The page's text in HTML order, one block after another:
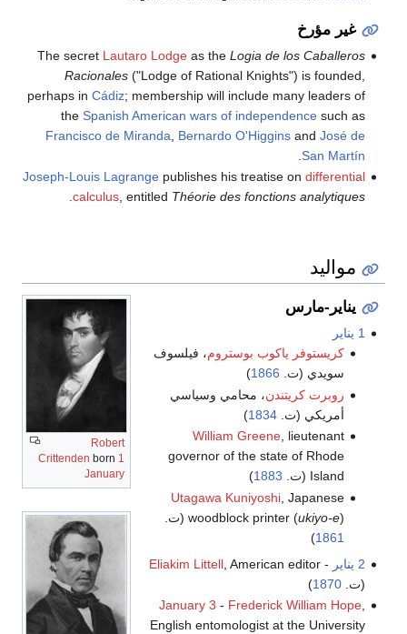
غير مؤرخ
The secret Lautaro Lodgeas the Logia de los Caballeros
Racionales("Lodge of Rational Knights") is founded,
perhaps in Cádiz; membership will include many leaders of
the Spanish American wars of independencesuch as
Francisco de Miranda
Bernardo O'Higginsand José de
San Martín
Joseph-Louis Lagrangepublishes his treatise on differential
calculus, entitled Théorie des fonctions analytiques
.
مواليد
Robert
Crittenden born 1
January
يناير-مارس
1 يناير
كريستوفر ياكوب بوستروم، فيلسوف
سويدي (ت. 1866
)
روبرت كريتندن، محامي وسياسي
أمريكي (ت. 1834
)
William Greene , lieutenant
governor of the state of Rhode
Island (ت.
1883
)
Utagawa Kuniyoshi , Japanese
woodblock printer (ukiyo-e) (ت.
1861
)
2 يناير
-
Eliakim Littell, American editor
(ت.1870
)
January 3 - Frederick William Hope,
English entomologist at the University